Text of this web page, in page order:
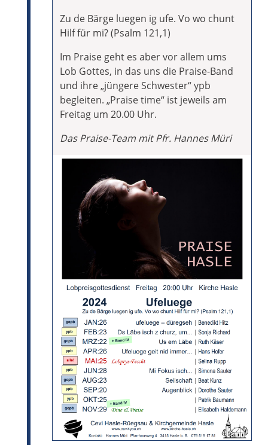
Zu de Bärge luegen ig ufe. Vo wo chunt
Hilf für mi? (Psalm 121,1)
Im Praise geht es aber vor allem ums
Lob Gottes, in das uns die Praise-Band
und ihre „jüngere Schwester“ ypb
begleiten. „Praise time“ ist jeweils am
Freitag um 20.00 Uhr.
Das Praise-Team mit Pfr. Hannes Müri